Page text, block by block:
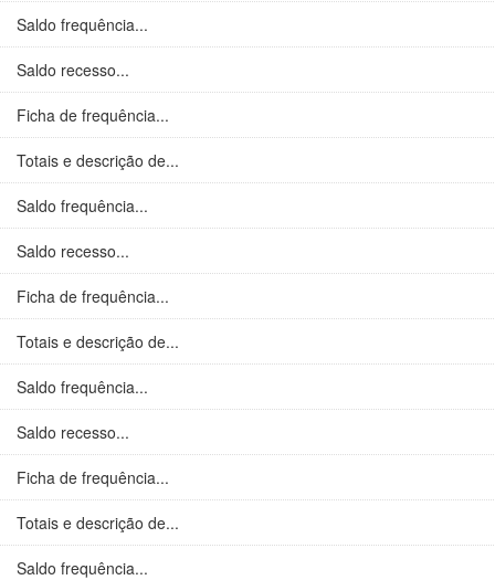
Saldo frequência...
Saldo recesso...
Ficha de frequência...
Totais e descrição de...
Saldo frequência...
Saldo recesso...
Ficha de frequência...
Totais e descrição de...
Saldo frequência...
Saldo recesso...
Ficha de frequência...
Totais e descrição de...
Saldo frequência...